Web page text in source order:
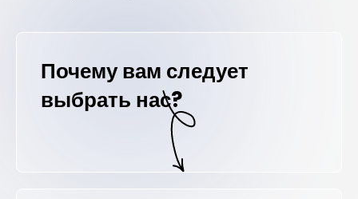
Почему вам следует
выбрать нас?